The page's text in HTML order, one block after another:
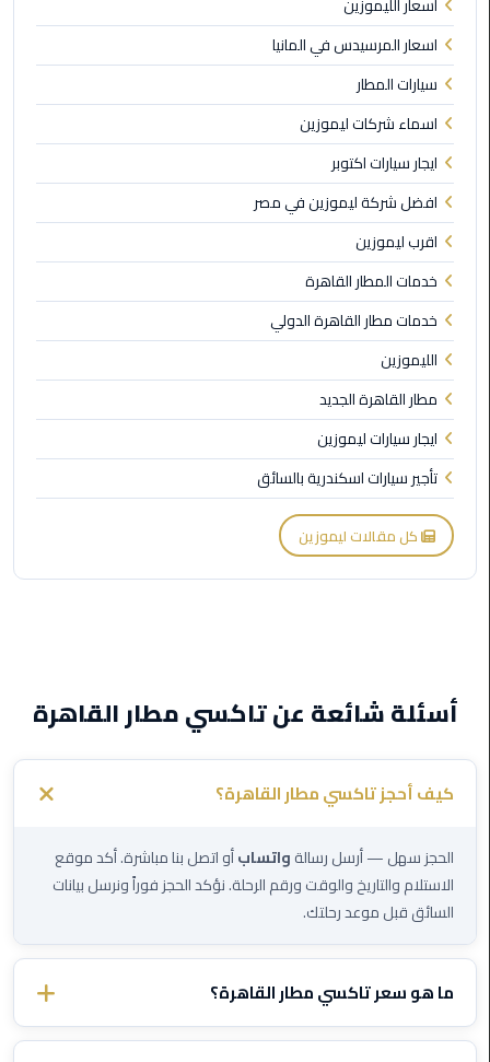
ليموزين
من
مطار
برج
العرب
الى
الساحل
الشمالي
ليموزين
الفيوم
مطار
القاهرة
ليموزين
ليموزين
دهب
مكاتب
ليموزين
الاسكندرية
ليموزين
حلوان
ليموزين
الإسماعيلية
ليموزين
المنوفية
البحيرة
بلطيم
اسعار المرسيدس في المانيا
سيارات المطار
اسماء شركات ليموزين
ايجار سيارات اكتوبر
افضل شركة ليموزين في مصر
اقرب ليموزين
خدمات المطار القاهرة
خدمات مطار القاهرة الدولي
الليموزين
مطار القاهرة الجديد
ايجار سيارات ليموزين
تأجير سيارات اسكندرية بالسائق
كل مقالات ليموزين
أسئلة شائعة عن تاكسي مطار القاهرة
كيف أحجز تاكسي مطار القاهرة؟
الحجز سهل — أرسل رسالةواتسابأو اتصل بنا مباشرة. أكد موقع
الاستلام والتاريخ والوقت ورقم الرحلة. نؤكد الحجز فوراً ونرسل بيانات
السائق قبل موعد رحلتك.
ما هو سعر تاكسي مطار القاهرة؟
الأسعار تختلف حسب الوجهة ونوع السيارة. تواصل معنا عبر الواتساب